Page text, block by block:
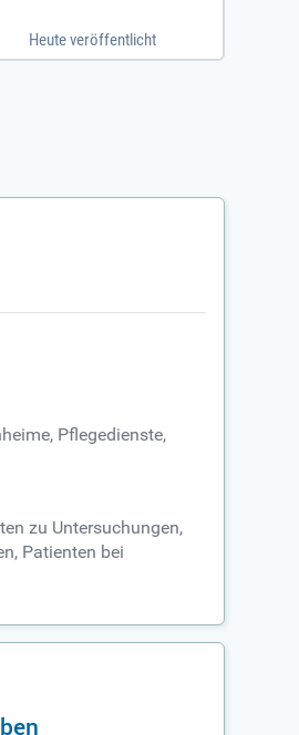
Heute veröffentlicht
Pflegedienste,
zu Untersuchungen,
Patienten bei